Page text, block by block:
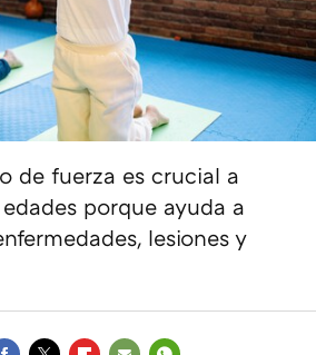
de fuerza es crucial a
porque ayuda a
lesiones y